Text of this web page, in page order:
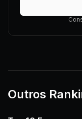
Outros